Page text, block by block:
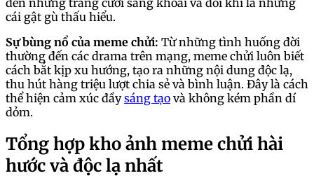
đến những tràng cười sảng khoái và đôi khi là những
cái gật gù thấu hiểu.
Sự bùng nổ của meme chửi: Từ những tình huống đời
thường đến các drama trên mạng, meme chửi luôn biết
cách bắt kịp xu hướng, tạo ra những nội dung độc lạ,
thu hút hàng triệu lượt chia sẻ và bình luận. Đây là cách
thể hiện cảm xúc đầysáng tạo và không kém phần dí
dỏm.
Tổng hợp kho ảnh meme chửi hài
hước và độc lạ nhất